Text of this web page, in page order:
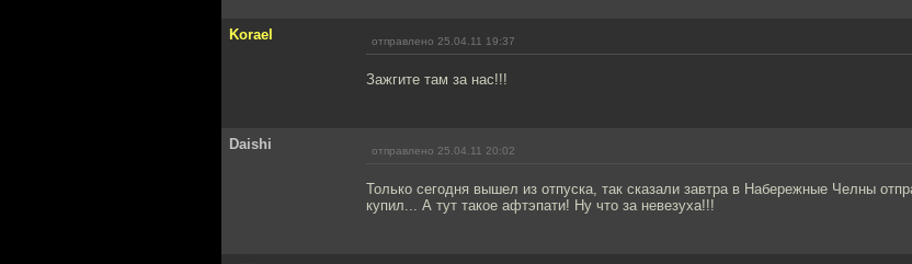
Korael отправлено 25.04.11 19:37
Зажгите там за нас!!!
Daishi отправлено 25.04.11 20:02
Только сегодня вышел из отпуска, так сказали завтра в Набережные Челны
купил... А тут такое афтэпати! Ну что за невезуха!!!